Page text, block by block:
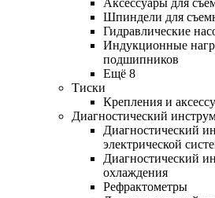
Аксессуары для
Шпиндели для
Гидравлические
Индукционные
подшипников
Ещё 8
Тиски
Крепления и
Диагностический
Диагностический
электрической
Диагностический
охлаждения
Рефрактометры